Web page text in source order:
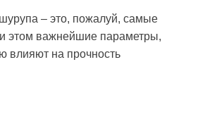
– это, пожалуй, самые
этом важнейшие параметры,
влияют на прочность